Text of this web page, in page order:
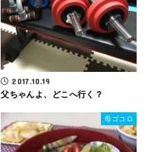
2017.10.19
父ちゃんよ、どこへ行く？
母ゴコロ